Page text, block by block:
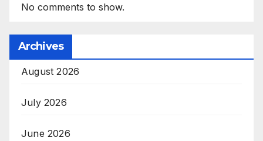
No comments to show.
Archives
August 2026
July 2026
June 2026